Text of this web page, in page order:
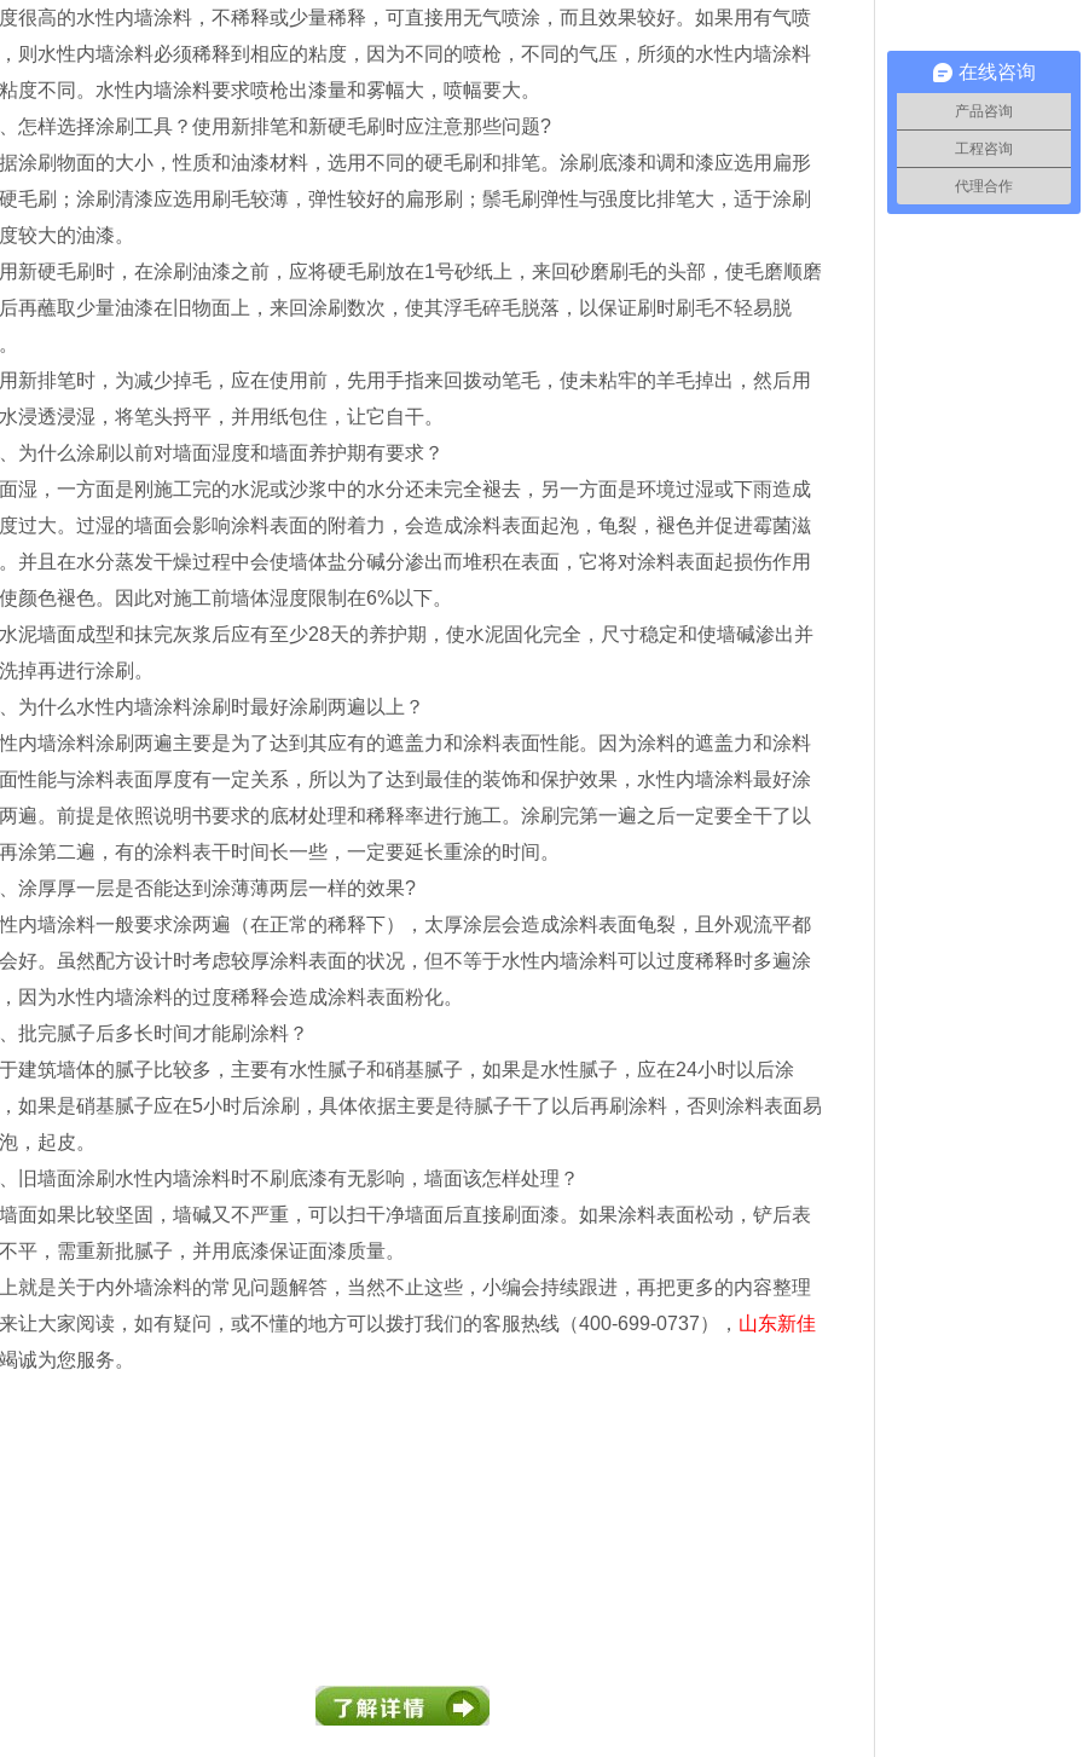
很高的水性内墙涂料，不稀释或少量稀释，可直接用无气喷涂，而且效果较好。如果用有气喷
则水性内墙涂料必须稀释到相应的粘度，因为不同的喷枪，不同的气压，所须的水性内墙涂料
度不同。水性内墙涂料要求喷枪出漆量和雾幅大，喷幅要大。
怎样选择涂刷工具？使用新排笔和新硬毛刷时应注意那些问题?
涂刷物面的大小，性质和油漆材料，选用不同的硬毛刷和排笔。涂刷底漆和调和漆应选用扁形
毛刷；涂刷清漆应选用刷毛较薄，弹性较好的扁形刷；鬃毛刷弹性与强度比排笔大，适于涂刷
较大的油漆。
新硬毛刷时，在涂刷油漆之前，应将硬毛刷放在1号砂纸上，来回砂磨刷毛的头部，使毛磨顺磨
再蘸取少量油漆在旧物面上，来回涂刷数次，使其浮毛碎毛脱落，以保证刷时刷毛不轻易脱
新排笔时，为减少掉毛，应在使用前，先用手指来回拨动笔毛，使未粘牢的羊毛掉出，然后用
浸透浸湿，将笔头捋平，并用纸包住，让它自干。
为什么涂刷以前对墙面湿度和墙面养护期有要求？
湿，一方面是刚施工完的水泥或沙浆中的水分还未完全褪去，另一方面是环境过湿或下雨造成
过大。过湿的墙面会影响涂料表面的附着力，会造成涂料表面起泡，龟裂，褪色并促进霉菌滋
并且在水分蒸发干燥过程中会使墙体盐分碱分渗出而堆积在表面，它将对涂料表面起损伤作用
颜色褪色。因此对施工前墙体湿度限制在6%以下。
泥墙面成型和抹完灰浆后应有至少28天的养护期，使水泥固化完全，尺寸稳定和使墙碱渗出并
掉再进行涂刷。
为什么水性内墙涂料涂刷时最好涂刷两遍以上？
内墙涂料涂刷两遍主要是为了达到其应有的遮盖力和涂料表面性能。因为涂料的遮盖力和涂料
性能与涂料表面厚度有一定关系，所以为了达到最佳的装饰和保护效果，水性内墙涂料最好涂
遍。前提是依照说明书要求的底材处理和稀释率进行施工。涂刷完第一遍之后一定要全干了以
涂第二遍，有的涂料表干时间长一些，一定要延长重涂的时间。
涂厚厚一层是否能达到涂薄薄两层一样的效果?
内墙涂料一般要求涂两遍（在正常的稀释下），太厚涂层会造成涂料表面龟裂，且外观流平都
好。虽然配方设计时考虑较厚涂料表面的状况，但不等于水性内墙涂料可以过度稀释时多遍涂
因为水性内墙涂料的过度稀释会造成涂料表面粉化。
批完腻子后多长时间才能刷涂料？
建筑墙体的腻子比较多，主要有水性腻子和硝基腻子，如果是水性腻子，应在24小时以后涂
如果是硝基腻子应在5小时后涂刷，具体依据主要是待腻子干了以后再刷涂料，否则涂料表面易
，起皮。
旧墙面涂刷水性内墙涂料时不刷底漆有无影响，墙面该怎样处理？
面如果比较坚固，墙碱又不严重，可以扫干净墙面后直接刷面漆。如果涂料表面松动，铲后表
平，需重新批腻子，并用底漆保证面漆质量。
就是关于内外墙涂料的常见问题解答，当然不止这些，小编会持续跟进，再把更多的内容整理
让大家阅读，如有疑问，或不懂的地方可以拨打我们的客服热线（400-699-0737）， 山东新佳
诚为您服务。
在线咨询
产品咨询
工程咨询
代理合作